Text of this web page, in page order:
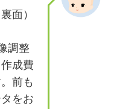
面）
調整
成費
前も
をお